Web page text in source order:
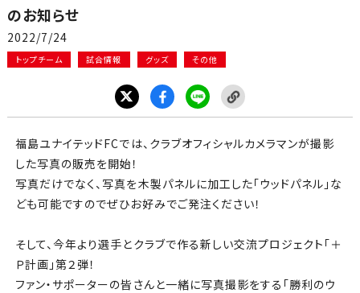
イベント
グッズ
チケット
のお知らせ
2022/7/24
トップチーム 試合情報 グッズ その他
福島ユナイテッドFCでは、クラブオフィシャルカメラマンが撮影
した写真の販売を開始！
写真だけでなく、写真を木製パネルに加工した「ウッドパネル」な
ども可能ですのでぜひお好みでご発注ください！
そして、今年より選手とクラブで作る新しい交流プロジェクト「＋
Ｐ計画」第２弾！
ファン・サポーターの皆さんと一緒に写真撮影をする「勝利のウ